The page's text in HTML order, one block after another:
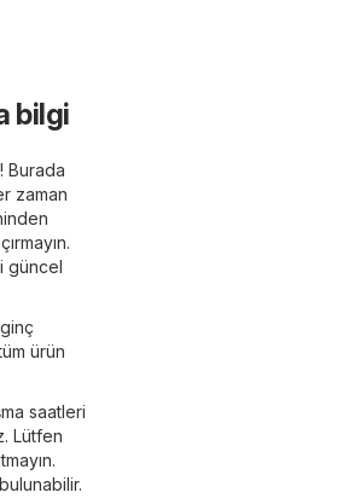
bilgi
Burada
zaman
güncel
ürün
saatleri
Lütfen